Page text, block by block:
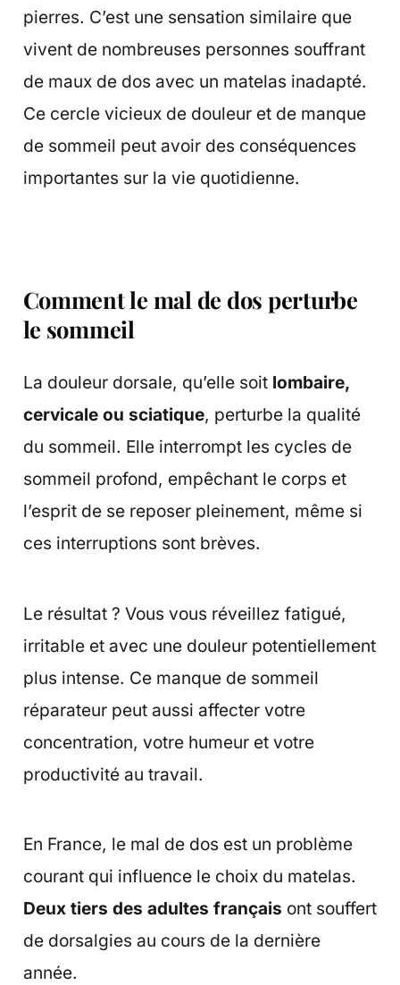
pierres. C’est une sensation similaire que
vivent de nombreuses personnes souffrant
de maux de dos avec un matelas inadapté.
Ce cercle vicieux de douleur et de manque
de sommeil peut avoir des conséquences
importantes sur la vie quotidienne.
Comment le mal de dos perturbe
le sommeil
La douleur dorsale, qu’elle soit lombaire,
cervicale ou sciatique, perturbe la qualité
du sommeil. Elle interrompt les cycles de
sommeil profond, empêchant le corps et
l’esprit de se reposer pleinement, même si
ces interruptions sont brèves.
Le résultat ? Vous vous réveillez fatigué,
irritable et avec une douleur potentiellement
plus intense. Ce manque de sommeil
réparateur peut aussi affecter votre
concentration, votre humeur et votre
productivité au travail.
En France, le mal de dos est un problème
courant qui influence le choix du matelas.
Deux tiers des adultes français ont souffert
de dorsalgies au cours de la dernière
année.